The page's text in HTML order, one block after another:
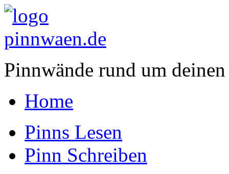
Pinnwände rund um
Home
Pinns Lesen
Pinn Schreiben